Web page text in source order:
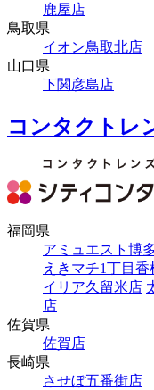
鹿屋店
鳥取県
イオン鳥取北店
山口県
下関彦島店
コンタクトレ
福岡県
アミュエスト博
えきマチ1丁目香
イリア久留米店
店
佐賀県
佐賀店
長崎県
させぼ五番街店